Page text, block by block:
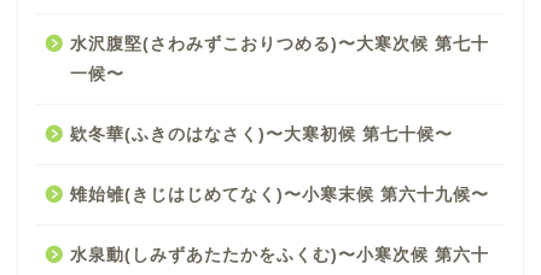
水沢腹堅(さわみずこおりつめる)〜大寒次候 第七十
一候〜
欵冬華(ふきのはなさく)〜大寒初候 第七十候〜
雉始雊(きじはじめてなく)〜小寒末候 第六十九候〜
水泉動(しみずあたたかをふくむ)〜小寒次候 第六十